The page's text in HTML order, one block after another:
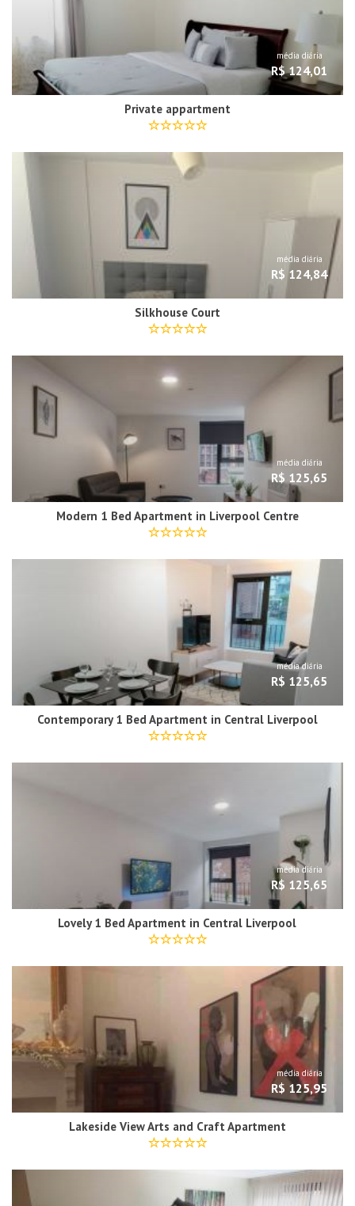
média diária
R$ 124,01
Private appartment
média diária
R$ 124,84
Silkhouse Court
média diária
R$ 125,65
Modern 1 Bed Apartment in Liverpool Centre
média diária
R$ 125,65
Contemporary 1 Bed Apartment in Central Liverpool
média diária
R$ 125,65
Lovely 1 Bed Apartment in Central Liverpool
média diária
R$ 125,95
Lakeside View Arts and Craft Apartment